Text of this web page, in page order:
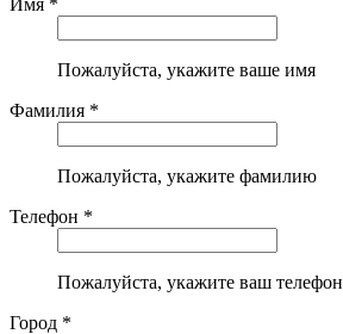
Пожалуйста, укажите ваше имя
Фамилия *
Пожалуйста, укажите фамилию
Телефон *
Пожалуйста, укажите ваш телефон
Город *